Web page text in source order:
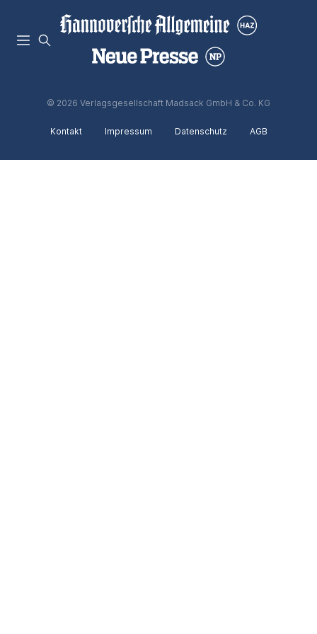
© 2026 Verlagsgesellschaft Madsack GmbH & Co. KG
Kontakt Impressum Datenschutz AGB